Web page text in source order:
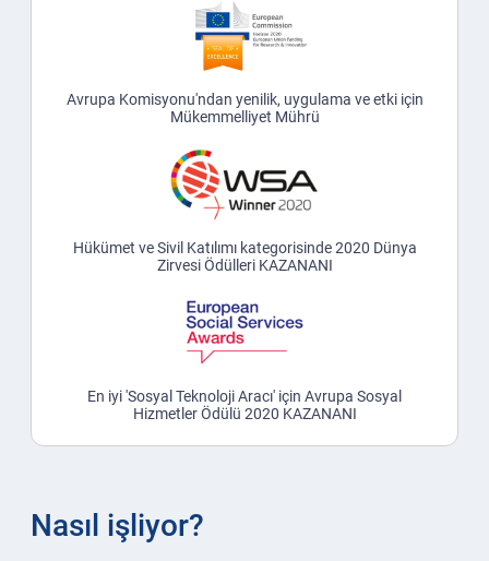
Avrupa Komisyonu'ndan yenilik, uygulama ve etki için
Mükemmelliyet Mührü
Hükümet ve Sivil Katılımı kategorisinde 2020 Dünya
Zirvesi Ödülleri KAZANANI
En iyi 'Sosyal Teknoloji Aracı' için Avrupa Sosyal
Hizmetler Ödülü 2020 KAZANANI
Nasıl işliyor?